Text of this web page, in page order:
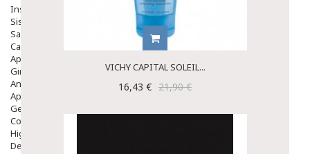
Insomnio
Sistema Nervioso
Salud Bucodental
Capilar
Apósitos
Ginecología
Anticonceptivos
Aparato Genital
Gente Mayor
Cosmética
Higiene
Dentales
VICHY CAPITAL SOLEIL...
16,43 € 21,90 €